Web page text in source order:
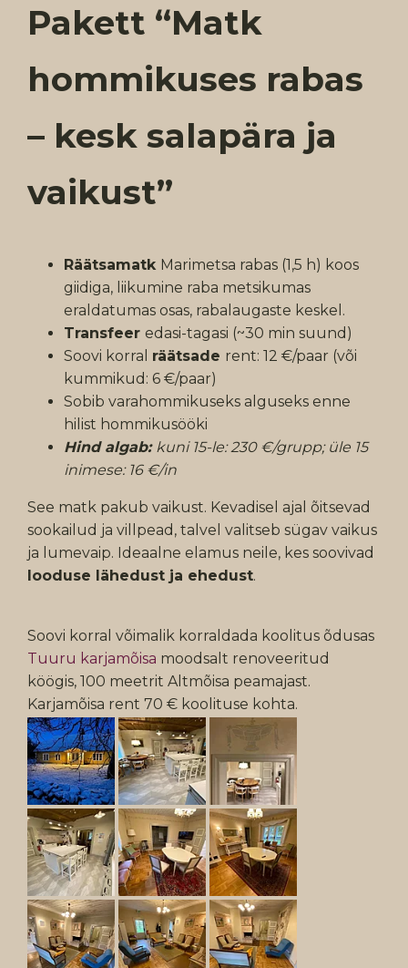
Pakett “Matk
hommikuses rabas
– kesk salapära ja
vaikust”
Räätsamatk Marimetsa rabas (1,5 h) koos
giidiga, liikumine raba metsikumas
eraldatumas osas, rabalaugaste keskel.
Transfeer edasi-tagasi (~30 min suund)
Soovi korral räätsade rent: 12 €/paar (või
kummikud: 6 €/paar)
Sobib varahommikuseks alguseks enne
hilist hommikusööki
Hind algab: kuni 15-le: 230 €/grupp; üle 15
inimese: 16 €/in
See matk pakub vaikust. Kevadisel ajal õitsevad
sookailud ja villpead, talvel valitseb sügav vaikus
ja lumevaip. Ideaalne elamus neile, kes soovivad
looduse lähedust ja ehedust.
Soovi korral võimalik korraldada koolitus õdusas
Tuuru karjamõisa moodsalt renoveeritud
köögis, 100 meetrit Altmõisa peamajast.
Karjamõisa rent 70 € koolituse kohta.